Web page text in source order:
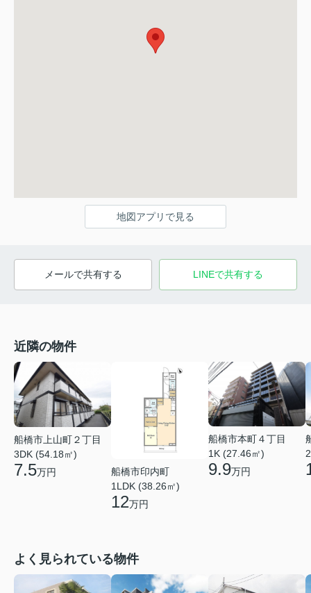
地図アプリで見る
メールで共有する LINEで共有する
近隣の物件
船橋市上山町２丁目
3DK (54.18㎡)
7.5万円
船橋市印内町
1LDK (38.26㎡)
12万円
船橋市本町４丁目
1K (27.46㎡)
9.9万円
よく見られている物件